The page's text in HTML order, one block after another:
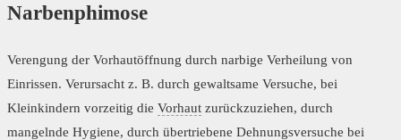
Narbenphimose
Verengung der Vorhautöffnung durch narbige Verheilung von
Einrissen. Verursacht z. B. durch gewaltsame Versuche, bei
Kleinkindern vorzeitig die Vorhaut zurückzuziehen, durch
mangelnde Hygiene, durch übertriebene Dehnungsversuche bei